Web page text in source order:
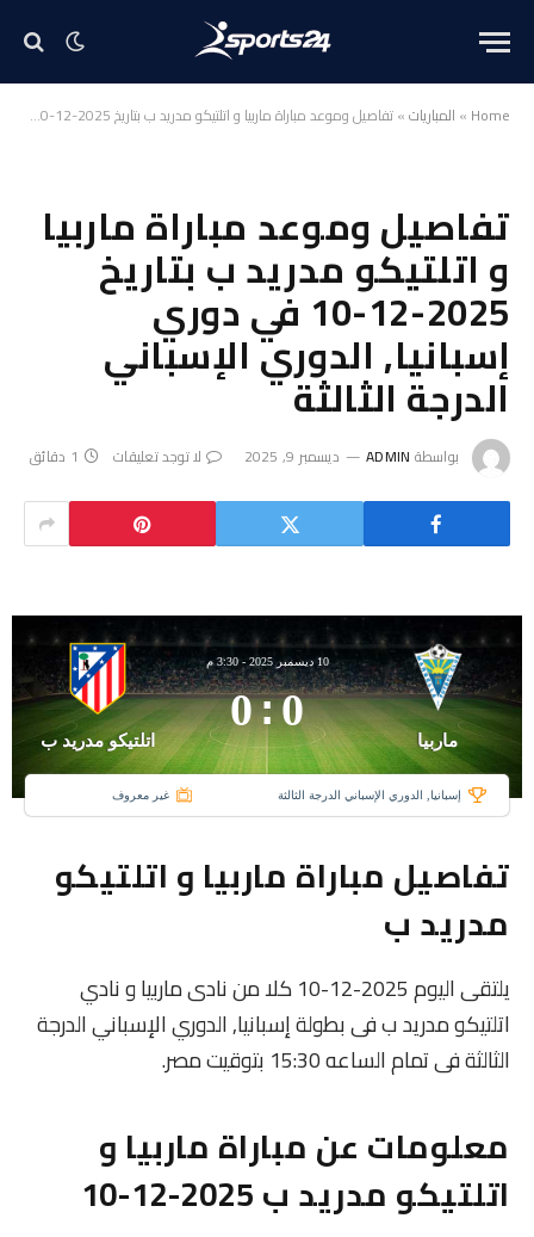
Home
» المباريات»تفاصيل وموعد مباراة ماربيا و اتلتيكو مدريد ب بتاريخ 2025-12-10 في دوري إسبانيا, الدوري الإسباني الدرجة الثالثة
تفاصيل وموعد مباراة ماربيا
و اتلتيكو مدريد ب بتاريخ
2025-12-10 في دوري
إسبانيا, الدوري الإسباني
الدرجة الثالثة
بواسطة ADMIN ديسمبر 9, 2025 لا توجد تعليقات 1 دقائق
ماربيا
10 ديسمبر 2025 -3:30 م
0
:
0
اتلتيكو مدريد ب
إسبانيا, الدوري الإسباني الدرجة الثالثة غير معروف
تفاصيل مباراة ماربيا و اتلتيكو
مدريد ب
يلتقى اليوم 2025-12-10 كلا من نادى ماربيا و نادي
اتلتيكو مدريد ب فى بطولة إسبانيا, الدوري الإسباني الدرجة
الثالثة فى تمام الساعه 15:30 بتوقيت مصر.
معلومات عن مباراة ماربيا و
اتلتيكو مدريد ب 2025-12-10